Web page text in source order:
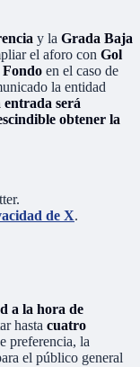
y la Grada Baja
el aforo con Gol
en el caso de
la entidad
entrada será
obtener la
de X.
a la hora de
hasta cuatro
preferencia, la
el público general